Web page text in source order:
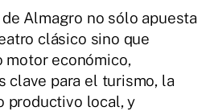
Almagro no sólo apuesta
clásico sino que
motor económico,
clave para el turismo, la
productivo local, y